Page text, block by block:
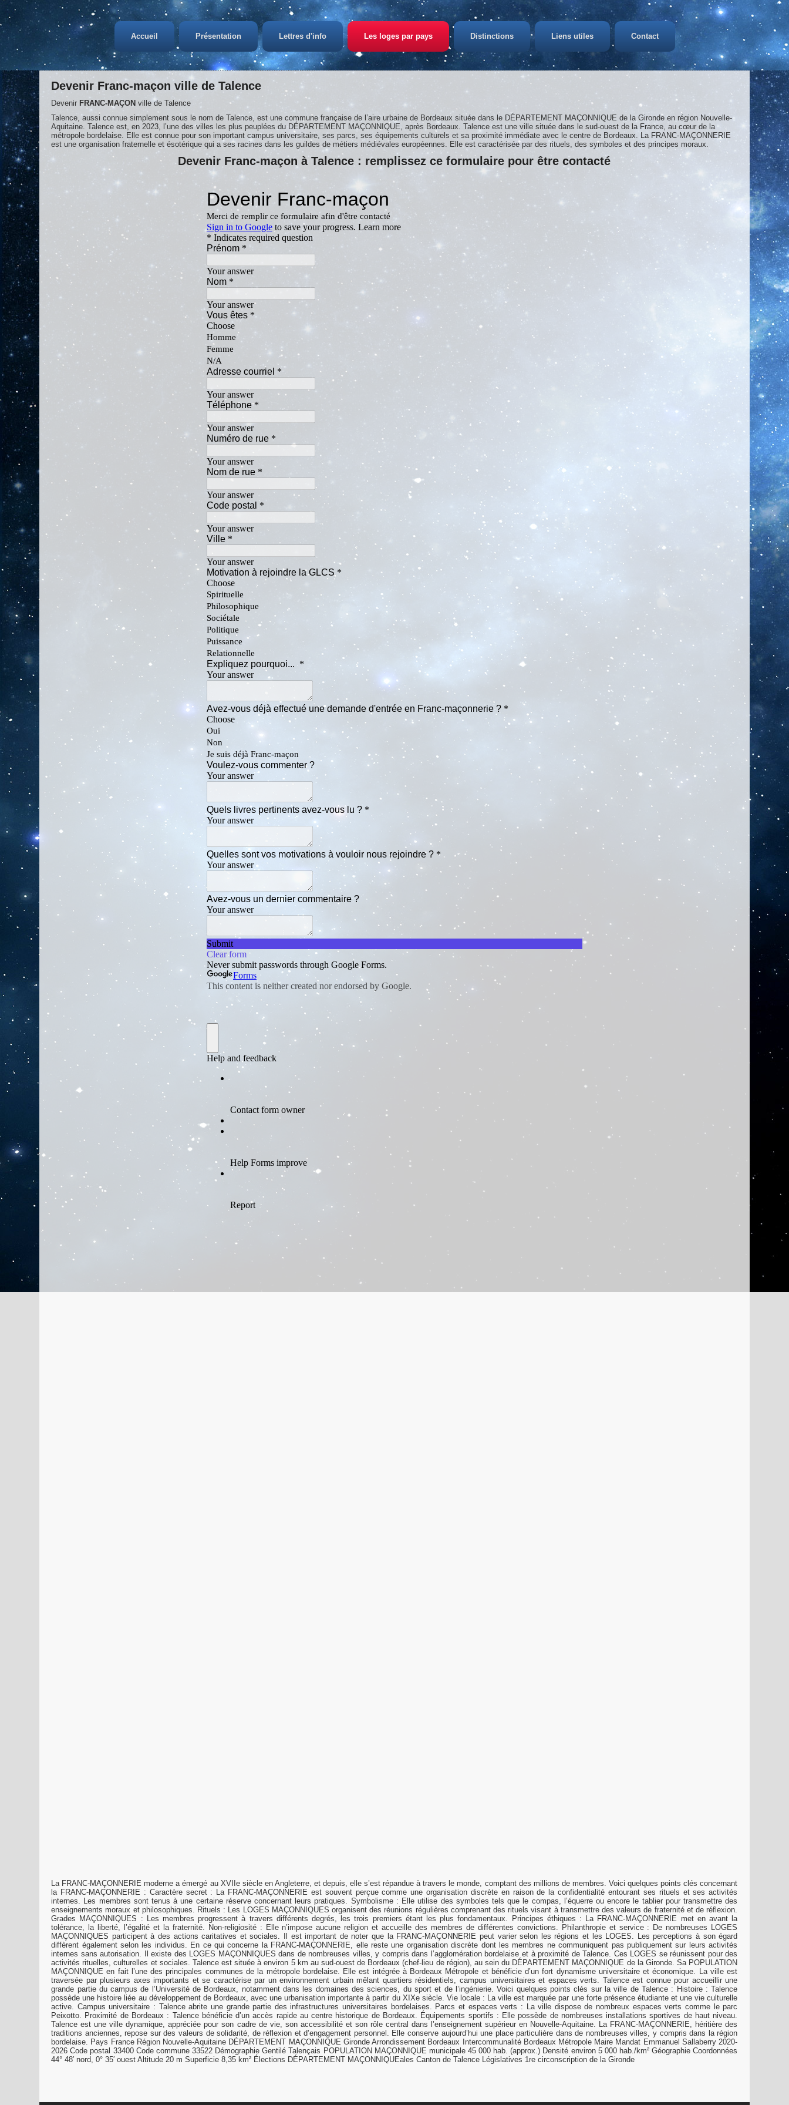
Accueil Présentation Lettres d'info Les loges par pays Distinctions Liens utiles Contact
Devenir Franc-maçon ville de Talence
Devenir FRANC-MAÇON ville de Talence
Talence, aussi connue simplement sous le nom de Talence, est une commune française de l’aire urbaine de Bordeaux située dans le DÉPARTEMENT MAÇONNIQUE de la Gironde en région Nouvelle-
Aquitaine. Talence est, en 2023, l’une des villes les plus peuplées du DÉPARTEMENT MAÇONNIQUE, après Bordeaux. Talence est une ville située dans le sud-ouest de la France, au cœur de la
métropole bordelaise. Elle est connue pour son important campus universitaire, ses parcs, ses équipements culturels et sa proximité immédiate avec le centre de Bordeaux. La FRANC-MAÇONNERIE
est une organisation fraternelle et ésotérique qui a ses racines dans les guildes de métiers médiévales européennes. Elle est caractérisée par des rituels, des symboles et des principes moraux.
Devenir Franc-maçon à Talence : remplissez ce formulaire pour être contacté
La FRANC-MAÇONNERIE moderne a émergé au XVIIe siècle en Angleterre, et depuis, elle s’est répandue à travers le monde, comptant des millions de membres. Voici quelques points clés concernant
la FRANC-MAÇONNERIE : Caractère secret : La FRANC-MAÇONNERIE est souvent perçue comme une organisation discrète en raison de la confidentialité entourant ses rituels et ses activités
internes. Les membres sont tenus à une certaine réserve concernant leurs pratiques. Symbolisme : Elle utilise des symboles tels que le compas, l’équerre ou encore le tablier pour transmettre des
enseignements moraux et philosophiques. Rituels : Les LOGES MAÇONNIQUES organisent des réunions régulières comprenant des rituels visant à transmettre des valeurs de fraternité et de réflexion.
Grades MAÇONNIQUES : Les membres progressent à travers différents degrés, les trois premiers étant les plus fondamentaux. Principes éthiques : La FRANC-MAÇONNERIE met en avant la
tolérance, la liberté, l’égalité et la fraternité. Non-religiosité : Elle n’impose aucune religion et accueille des membres de différentes convictions. Philanthropie et service : De nombreuses LOGES
MAÇONNIQUES participent à des actions caritatives et sociales. Il est important de noter que la FRANC-MAÇONNERIE peut varier selon les régions et les LOGES. Les perceptions à son égard
diffèrent également selon les individus. En ce qui concerne la FRANC-MAÇONNERIE, elle reste une organisation discrète dont les membres ne communiquent pas publiquement sur leurs activités
internes sans autorisation. Il existe des LOGES MAÇONNIQUES dans de nombreuses villes, y compris dans l’agglomération bordelaise et à proximité de Talence. Ces LOGES se réunissent pour des
activités rituelles, culturelles et sociales. Talence est située à environ 5 km au sud-ouest de Bordeaux (chef-lieu de région), au sein du DÉPARTEMENT MAÇONNIQUE de la Gironde. Sa POPULATION
MAÇONNIQUE en fait l’une des principales communes de la métropole bordelaise. Elle est intégrée à Bordeaux Métropole et bénéficie d’un fort dynamisme universitaire et économique. La ville est
traversée par plusieurs axes importants et se caractérise par un environnement urbain mêlant quartiers résidentiels, campus universitaires et espaces verts. Talence est connue pour accueillir une
grande partie du campus de l’Université de Bordeaux, notamment dans les domaines des sciences, du sport et de l’ingénierie. Voici quelques points clés sur la ville de Talence : Histoire : Talence
possède une histoire liée au développement de Bordeaux, avec une urbanisation importante à partir du XIXe siècle. Vie locale : La ville est marquée par une forte présence étudiante et une vie culturelle
active. Campus universitaire : Talence abrite une grande partie des infrastructures universitaires bordelaises. Parcs et espaces verts : La ville dispose de nombreux espaces verts comme le parc
Peixotto. Proximité de Bordeaux : Talence bénéficie d’un accès rapide au centre historique de Bordeaux. Équipements sportifs : Elle possède de nombreuses installations sportives de haut niveau.
Talence est une ville dynamique, appréciée pour son cadre de vie, son accessibilité et son rôle central dans l’enseignement supérieur en Nouvelle-Aquitaine. La FRANC-MAÇONNERIE, héritière des
traditions anciennes, repose sur des valeurs de solidarité, de réflexion et d’engagement personnel. Elle conserve aujourd’hui une place particulière dans de nombreuses villes, y compris dans la région
bordelaise. Pays France Région Nouvelle-Aquitaine DÉPARTEMENT MAÇONNIQUE Gironde Arrondissement Bordeaux Intercommunalité Bordeaux Métropole Maire Mandat Emmanuel Sallaberry 2020-
2026 Code postal 33400 Code commune 33522 Démographie Gentilé Talençais POPULATION MAÇONNIQUE municipale 45 000 hab. (approx.) Densité environ 5 000 hab./km² Géographie Coordonnées
44° 48′ nord, 0° 35′ ouest Altitude 20 m Superficie 8,35 km² Élections DÉPARTEMENT MAÇONNIQUEales Canton de Talence Législatives 1re circonscription de la Gironde